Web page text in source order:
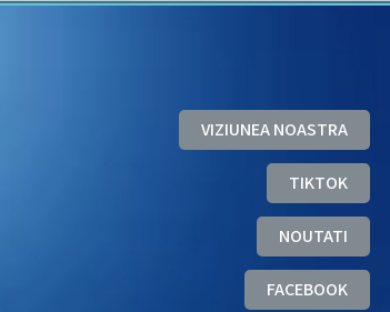
VIZIUNEA NOASTRA
TIKTOK
NOUTATI
FACEBOOK